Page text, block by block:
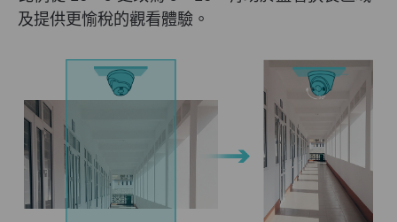
及提供更愉稅的觀看體驗。